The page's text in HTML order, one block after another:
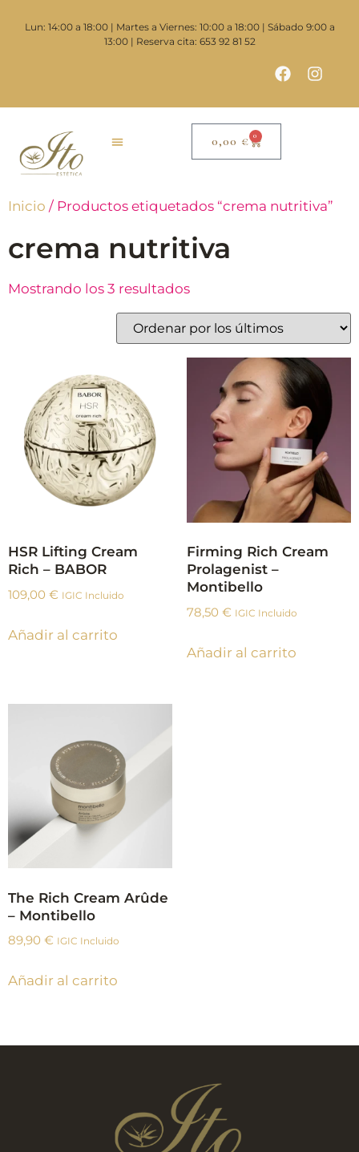
Lun: 14:00 a 18:00 | Martes a Viernes: 10:00 a 18:00 | Sábado 9:00 a
13:00 | Reserva cita: 653 92 81 52
0,00 € 0
Inicio / Productos etiquetados “crema nutritiva”
crema nutritiva
Mostrando los 3 resultados
HSR Lifting Cream
Rich – BABOR
109,00 € IGIC Incluido
Añadir al carrito
Firming Rich Cream
Prolagenist –
Montibello
78,50 € IGIC Incluido
Añadir al carrito
The Rich Cream Arûde
– Montibello
89,90 € IGIC Incluido
Añadir al carrito